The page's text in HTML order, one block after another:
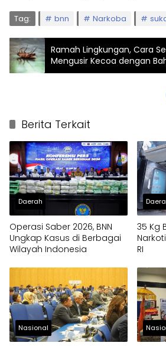
Tag: bnn Narkoba
Ramah Lingkungan, Cara
Mengusir Kecoa dengan
Berita Terkait
Daerah
Operasi Saber 2026, BNN
Ungkap Kasus di Berbagai
Wilayah Indonesia
35 Kg
RI
Nasional